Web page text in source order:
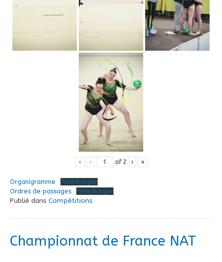
« ‹ of 2 › »
Organigramme
Télécharger
Ordres de passages
Télécharger
Publié dans Compétitions
Championnat de France NAT